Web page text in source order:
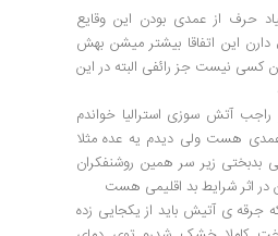
حرف از عمدی بودن این وقایع
این اتفاقا بیشتر میشن بهش
کسی نیست جز رائفی البته در این
راجب آتش سوزی استرالیا خواندم
هست ولی دیدم یه عده مثلا
بدبختی زیر سر همین روشنفکران
اثر شرایط بد اقلیمی هست
جرقه ی آتیش باید از یکجایی زده